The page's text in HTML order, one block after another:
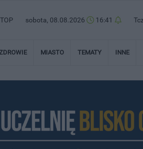
TOP sobota, 08.08.2026 16:42
MIASTO TEMATY INNE